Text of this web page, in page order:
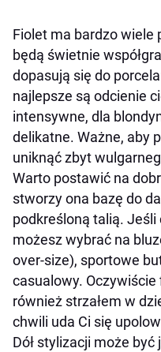
Fiolet ma bardzo wiele
będą świetnie
dopasują się do
najlepsze są odcienie
intensywne, dla
delikatne. Ważne, aby
uniknąć zbyt
Warto postawić na
stworzy ona bazę do
podkreśloną talią. Jeśli
możesz wybrać na
over-size), sportowe
casualowy. Oczywiście
również strzałem w
chwili uda Ci się
Dół stylizacji może